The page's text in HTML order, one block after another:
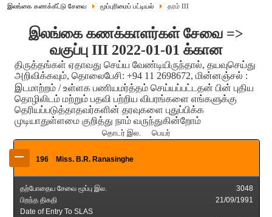
இலங்கை கணக்கீட்டு சேவை
மூப்புரிமைப் பட்டியல் தரம் III
இலங்கை கணக்காளர்கள் சேவை =>
வகுப்பு III 2022-01-01 க்கான
திருத்தங்கள் ஏதாவது செய்ய வேண்டியிருந்தால், தயவுசெய்து
அறிவிக்கவும், தொலைபேசி: +94 11 2698672, மின்னஞ்சல் :
இடமாற்றம் / உள்ளக பணியமர்த்தம் செய்யப்பட்டதன் பின் புதிய
தொழிலிடம் மற்றும் பதவி பற்றிய விபரங்களை எங்களுக்கு
தெரியப்படுத்தாதவர்களின் தரவுகளை புதுப்பிக்க
முடியாதுள்ளமை குறித்து நாம் வருந்துகின்றோம்
தொடர் இல. பெயர்
– 196 Miss. B.R. Ranasinghe
தற்போதைய சேவை மூப்பு இல.
3048
பிறந்த திகதி
21/09/1991
Date of Entry To SLAS